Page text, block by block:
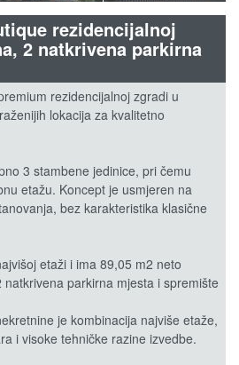
rezidencijalnoj
2 natkrivena parkirna
rezidencijalnoj zgradi u
lokacija za kvalitetno
3 stambene jedinice, pri čemu
etažu. Koncept je usmjeren na
bez karakteristika klasične
etaži i ima 89,05 m2 neto
parkirna mjesta i spremište
je kombinacija najviše etaže,
i visoke tehničke razine izvedbe.